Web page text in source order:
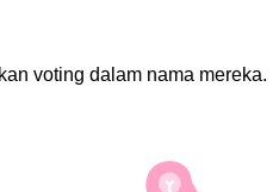
voting dalam nama mereka.